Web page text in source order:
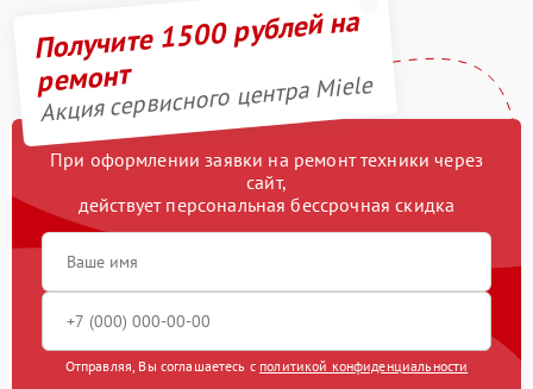
Получите 1500 рублей на
ремонт
Акция сервисного центра Miele
При оформлении заявки на ремонт техники через
сайт,
действует персональная бессрочная скидка
Отправляя, Вы соглашаетесь с политикой конфиденциальности